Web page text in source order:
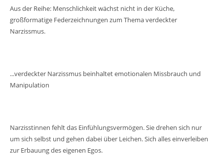
Aus der Reihe: Menschlichkeit wächst nicht in der Küche,
großformatige Federzeichnungen zum Thema verdeckter
Narzissmus.
...verdeckter Narzissmus beinhaltet emotionalen Missbrauch und
Manipulation
Narzisstinnen fehlt das Einfühlungsvermögen. Sie drehen sich nur
um sich selbst und gehen dabei über Leichen. Sich alles einverleiben
zur Erbauung des eigenen Egos.